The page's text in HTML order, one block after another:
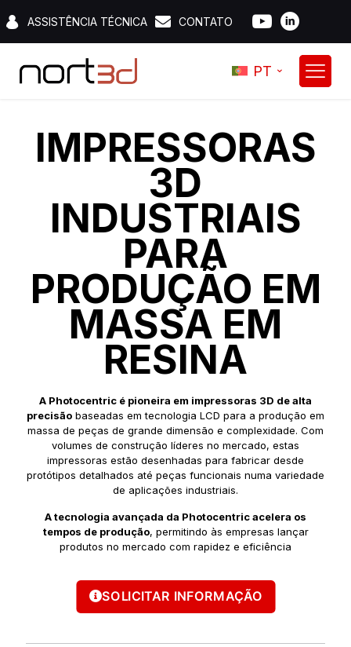
ASSISTÊNCIA TÉCNICA CONTATO
PT
IMPRESSORAS
3D
INDUSTRIAIS
PARA
PRODUÇÃO EM
MASSA EM
RESINA
A Photocentric é pioneira em impressoras 3D de alta
precisão baseadas em tecnologia LCD para a produção em
massa de peças de grande dimensão e complexidade. Com
volumes de construção líderes no mercado, estas
impressoras estão desenhadas para fabricar desde
protótipos detalhados até peças funcionais numa variedade
de aplicações industriais.
A tecnologia avançada da Photocentric acelera os
tempos de produção, permitindo às empresas lançar
produtos no mercado com rapidez e eficiência
SOLICITAR INFORMAÇÃO